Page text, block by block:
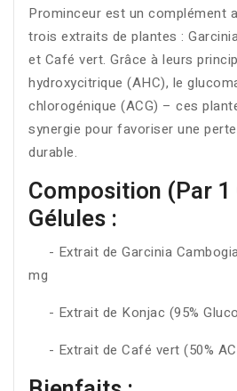
Prominceur est un complément
trois extraits de plantes :
et Café vert. Grâce à leurs
hydroxycitrique (AHC), le
chlorogénique (ACG) – ces
synergie pour favoriser une
durable.
Composition (par 1
Gélules :
- Extrait de Garcinia
mg
- Extrait de Konjac (95%
- Extrait de Café vert (50%